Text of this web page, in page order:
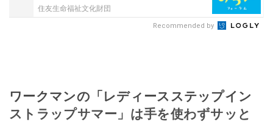
住友生命福祉文化財団
Recommended by
ワークマンの「レディースステップイン
ストラップサマー」は手を使わずサッと